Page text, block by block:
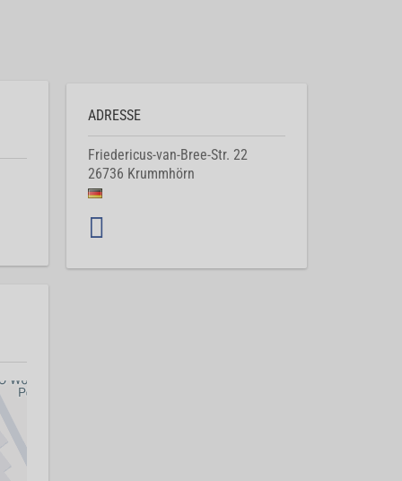
ADRESSE
Friedericus-van-Bree-Str. 22
26736 Krummhörn